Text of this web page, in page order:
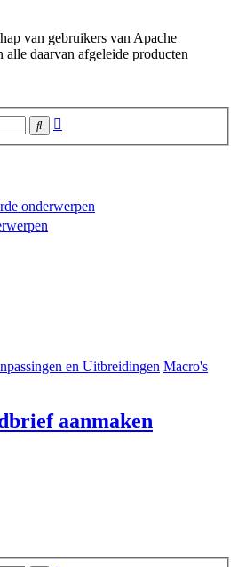
van gebruikers van Apache
daarvan afgeleide producten
Zoek
onderwerpen
en Uitbreidingen Macro's
aanmaken